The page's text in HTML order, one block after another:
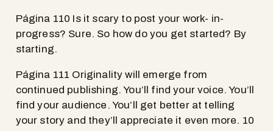
Página 110 Is it scary to post your work- in-
progress? Sure. So how do you get started? By
starting.
Página 111 Originality will emerge from
continued publishing. You’ll find your voice. You’ll
find your audience. You’ll get better at telling
your story and they’ll appreciate it even more. 10